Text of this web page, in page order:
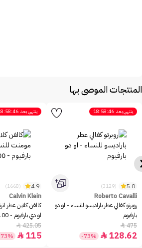
المنتجات الموصى بها
ينتهي بعد 18:58:46
5.0
(3129)
Roberto Cavalli
روبرتو كفالي عطر باراديسو للنساء - او دو
بارفيوم
475

128.62

-73%
ينتهي بعد
4.9
(1668)
Calvin Klein
كالفن كلاين عطر
او دي بارفيوم - 100مل
425.05

115
